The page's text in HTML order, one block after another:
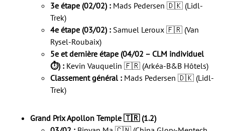
3e étape (02/02) : Mads Pedersen 🇩🇰 (Lidl-
Trek)
4e étape (03/02) : Samuel Leroux 🇫🇷 (Van
Rysel-Roubaix)
5e et dernière étape (04/02 – CLM individuel
⏱️) : Kevin Vauquelin 🇫🇷 (Arkéa-B&B Hôtels)
Classement général : Mads Pedersen 🇩🇰 (Lidl-
Trek)
Grand Prix Apollon Temple 🇹🇷 (1.2)